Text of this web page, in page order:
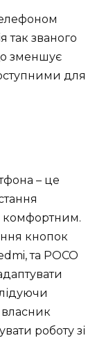
так званого
зменшує
для
– це
комфортним.
кнопок
та POCO
роботу зі